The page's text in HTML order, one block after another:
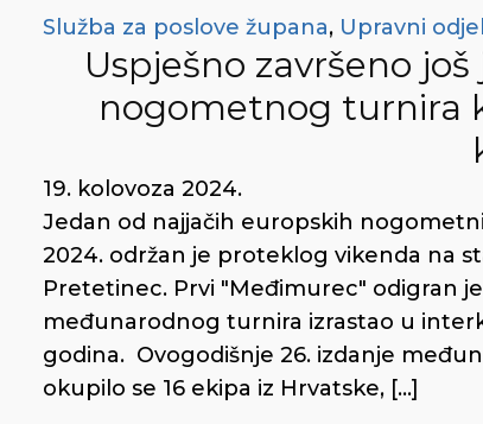
Služba za poslove župana, Upravni
Uspješno završeno
nogometnog turnira
19. kolovoza 2024.
Jedan od najjačih europskih
2024. održan je proteklog vikenda na
Pretetinec. Prvi "Međimurec" odigran
međunarodnog turnira izrastao u
godina. Ovogodišnje 26. izdanje
okupilo se 16 ekipa iz Hrvatske, […]